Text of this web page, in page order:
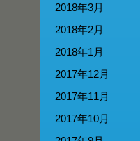
2018年3月
2018年2月
2018年1月
2017年12月
2017年11月
2017年10月